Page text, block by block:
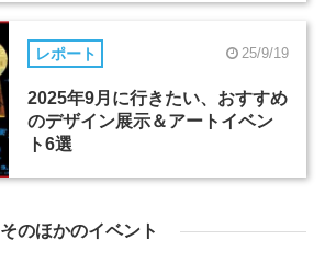
レポート 25/9/19
2025年9月に行きたい、おすすめ
のデザイン展示＆アートイベン
ト6選
そのほかのイベント